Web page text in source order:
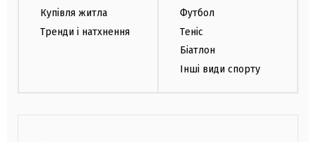
Купівля житла
Тренди і натхнення
Футбол
Теніс
Біатлон
Інші види спорту